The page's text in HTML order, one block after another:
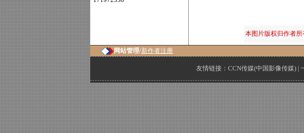
本图片版权归作者
网站管理/新作者注册
友情链接： CCN传媒(中国影像传媒) |